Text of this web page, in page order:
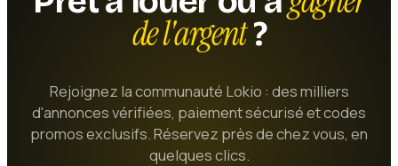
de l'argent?
Rejoignez la communauté Lokio : des milliers
d'annonces vérifiées, paiement sécurisé et codes
promos exclusifs. Réservez près de chez vous, en
quelques clics.